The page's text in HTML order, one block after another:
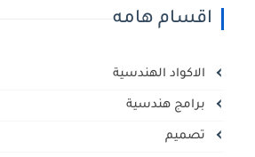
اقسام هامه
الاكواد الهندسية
برامج هندسية
تصميم